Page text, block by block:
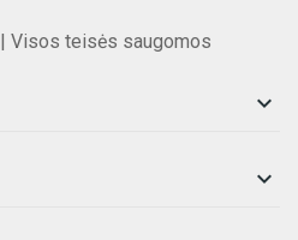
Visos teisės saugomos

